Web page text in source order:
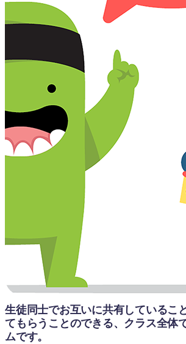
生徒同士でお互いに共有しているこ
てもらうことのできる、クラス全体
ムです。